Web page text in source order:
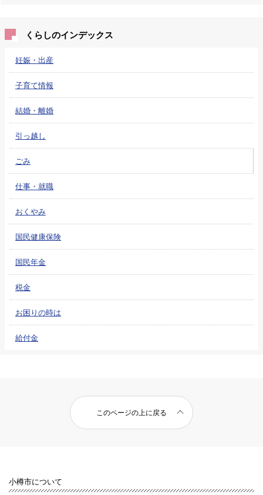
くらしのインデックス
妊娠・出産
子育て情報
結婚・離婚
引っ越し
ごみ
仕事・就職
おくやみ
国民健康保険
国民年金
税金
お困りの時は
給付金
このページの上に戻る
小樽市について